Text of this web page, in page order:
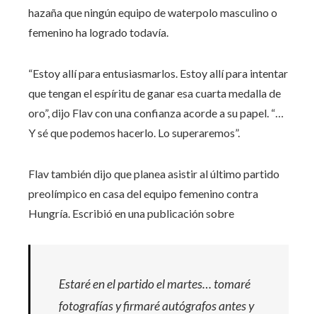
hazaña que ningún equipo de waterpolo masculino o
femenino ha logrado todavía.
“Estoy allí para entusiasmarlos. Estoy allí para intentar
que tengan el espíritu de ganar esa cuarta medalla de
oro”, dijo Flav con una confianza acorde a su papel. “…
Y sé que podemos hacerlo. Lo superaremos”.
Flav también dijo que planea asistir al último partido
preolímpico en casa del equipo femenino contra
Hungría. Escribió en una publicación sobre
Estaré en el partido el martes… tomaré
fotografías y firmaré autógrafos antes y